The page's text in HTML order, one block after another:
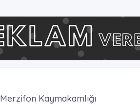
Merzifon Kaymakamlığı